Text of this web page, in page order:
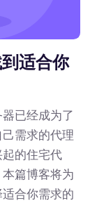
适合你
已经成为了
需求的代理
的住宅代
篇博客将为
合你需求的